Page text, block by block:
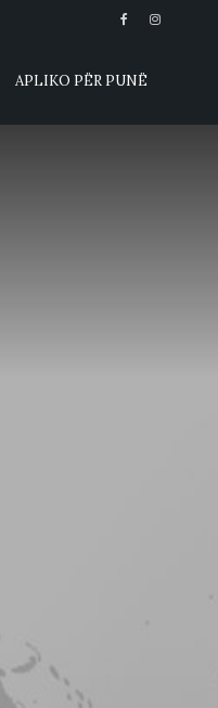
APLIKO PËR PUNË